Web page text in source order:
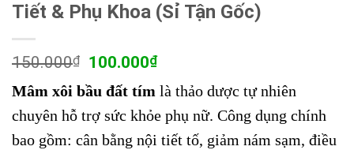
Tiết & Phụ Khoa (Sỉ Tận Gốc)
150.000₫
Giá
là:
150.000₫.
100.000₫Giá
tại
là:
100.000₫.
Mâm xôi bầu đất tím là thảo dược tự nhiên
chuyên hỗ trợ sức khỏe phụ nữ. Công dụng chính
bao gồm: cân bằng nội tiết tố, giảm nám sạm, điều